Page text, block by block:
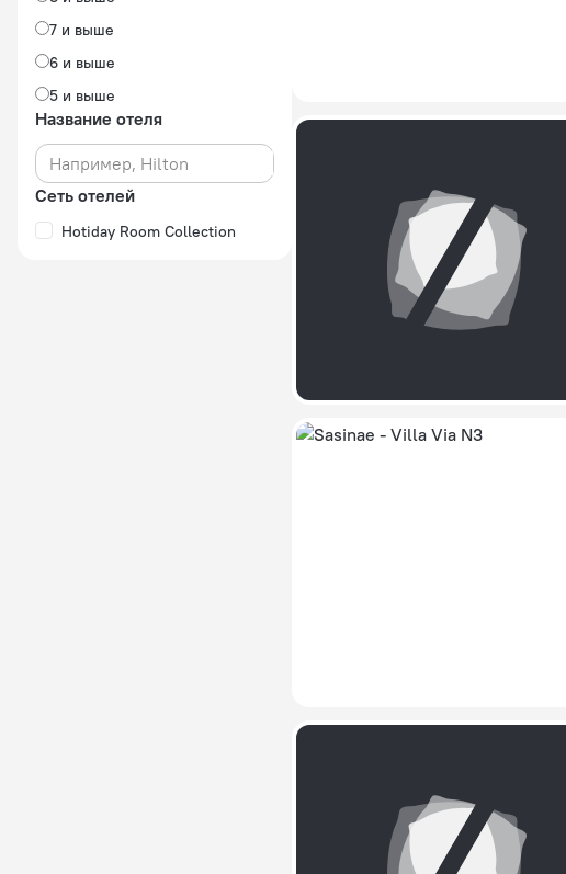
7 и выше
6 и выше
5 и выше
Название отеля
Сеть отелей
Hotiday Room Collection